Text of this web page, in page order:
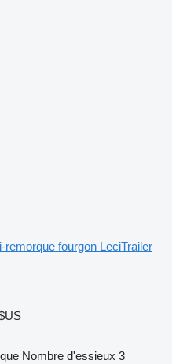
remorque fourgon LeciTrailer
Nombre d'essieux 3